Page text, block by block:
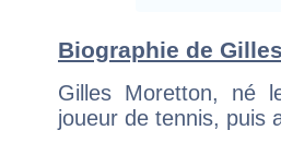
Biographie de
Gilles Moretton, né
joueur de tennis, puis